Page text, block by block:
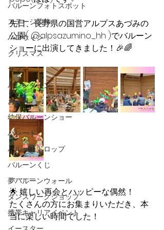
バルーンフォトスポット
ステージ装飾
ハロウィン
クリスマス
サマー
バレンタイン
お正月
幼保バルーンショー
パレード
バルーンドロップ
バルーンくじ
夢バルーンウォール
ダンスワークショップ
携帯キャリアイベント
先日、長野県の国営アルプスあづみの
公園( @alpsazumino_hh )でバルーン
ショーに出演してきました！🎉🌈
————
🌟 嬉しい再会とハッピーな偶然！
たくさんの方にお集まりいただき、本
当に楽しい時間でした！